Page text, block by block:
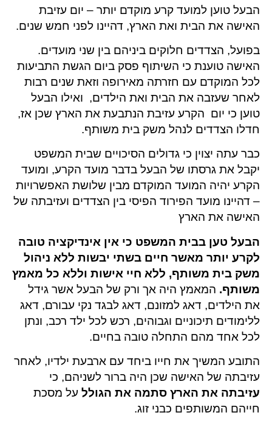
הבעל טוען למועד קרע מוקדם יותר – יום עזיבת
האישה את הבית ואת הארץ, דהיינו לפני חמש שנים.
בפועל, הצדדים חלוקים ביניהם בין שני מועדים.
האישה טוענת כי השיתוף פסק ביום הגשת התביעות
לכל המוקדם עם חזרתה מאירופה וזאת שנים רבות
לאחר שעזבה את הבית ואת הילדים, ואילו הבעל
טוען כי יום הקרע עזיבת הנתבעת את הארץ שכן אז,
חדלו הצדדים לנהל משק בית משותף.
כבר עתה יצוין כי גדולים הסיכויים שבית המשפט
יקבל את גרסתו של הבעל בדבר מועד הקרע, ומועד
הקרע יהיה המועד המוקדם מבין שלושת האפשרויות
– דהיינו מועד הפירוד הפיסי בין הצדדים ועזיבתה של
האישה את הארץ
הבעל טען בבית המשפט כי אין אינדיקציה טובה
לקרע יותר מאשר חיים בשתי יבשות ללא ניהול
משק בית משותף, ללא חיי אישות וללא כל מאמץ
משותף. המאמץ היה אך ורק של הבעל אשר גידל
את הילדים, דאג למזונם, דאג לבגד נקי עבורם, דאג
ללימודים תיכוניים וגבוהים, רכש לכל ילד רכב, ונתן
לכל אחד מהם התחלה טובה בחיים.
התובע המשיך את חייו ביחד עם ארבעת ילדיו, לאחר
עזיבתה של האישה שכן היה ברור לשניהם, כי
עזיבתה את הארץ סתמה את הגולל על מסכת
חייהם המשותפים כבני זוג.